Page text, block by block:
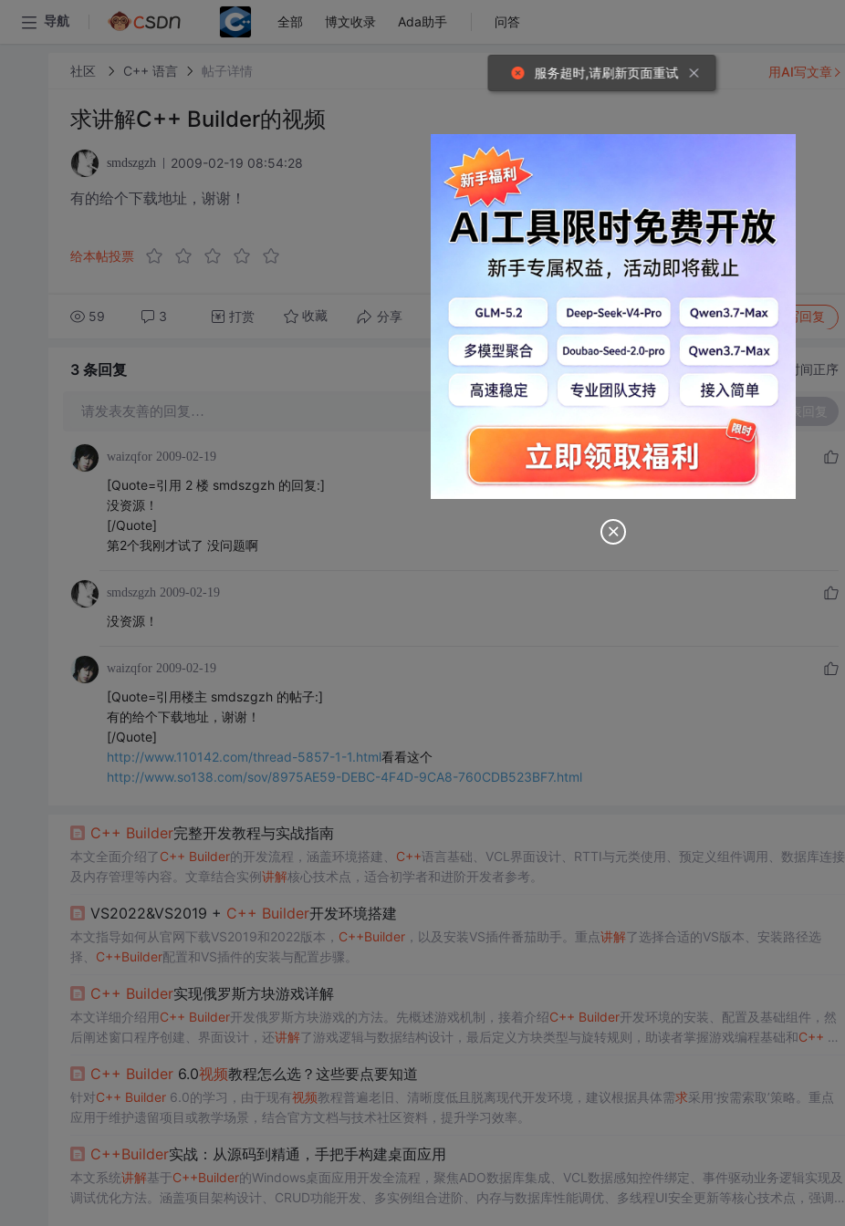
导航 全部 博文收录 Ada助手 问答
社区 C++ 语言 帖子详情
求讲解C++ Builder的视频
smdszgzh 2009-02-19 08:54:28
有的给个下载地址，谢谢！
给本帖投票
59 3 打赏 收藏 分享 转发到动态 举报 写回复
用AI写文章
3 条回复 切换为时间正序
请发表友善的回复…
waizqfor 2009-02-19
[Quote=引用 2 楼 smdszgzh 的回复:]
没资源！
[/Quote]
第2个我刚才试了 没问题啊
smdszgzh 2009-02-19
没资源！
waizqfor 2009-02-19
[Quote=引用楼主 smdszgzh 的帖子:]
有的给个下载地址，谢谢！
[/Quote]
http://www.110142.com/thread-5857-1-1.html看看这个
http://www.so138.com/sov/8975AE59-DEBC-4F4D-9CA8-760CDB523BF7.html
C++ Builder完整开发教程与实战指南
本文全面介绍了C++ Builder的开发流程，涵盖环境搭建、 C++语言基础、VCL界面设计、RTTI与元类使用、预定义组件调用、数据库连接
及内存管理等内容。文章结合实例讲解核心技术点，适合初学者和进阶开发者参考。
VS2022&VS2019 + C++ Builder开发环境搭建
本文指导如何从官网下载VS2019和2022版本， C++Builder，以及安装VS插件番茄助手。重点讲解了选择合适的VS版本、安装路径选
择、 C++Builder配置和VS插件的安装与配置步骤。
C++ Builder实现俄罗斯方块游戏详解
本文详细介绍用C++ Builder开发俄罗斯方块游戏的方法。先概述游戏机制，接着介绍C++ Builder开发环境的安装、配置及基础组件，然
后阐述窗口程序创建、界面设计，还讲解了游戏逻辑与数据结构设计，最后定义方块类型与旋转规则，助读者掌握游戏编程基础和C++ Bui
C++ Builder6.0视频教程怎么选？这些要点要知道
针对C++ Builder6.0的学习，由于现有视频教程普遍老旧、清晰度低且脱离现代开发环境，建议根据具体需求采用‘按需索取’策略。重点
应用于维护遗留项目或教学场景，结合官方文档与技术社区资料，提升学习效率。
C++Builder实战：从源码到精通，手把手构建桌面应用
本文系统讲解基于C++Builder的Windows桌面应用开发全流程，聚焦ADO数据库集成、VCL数据感知控件绑定、事件驱动业务逻辑实现及
调试优化方法。涵盖项目架构设计、CRUD功能开发、多实例组合进阶、内存与数据库性能调优、多线程UI安全更新等核心技术点，强调
服务超时,请刷新页面重试